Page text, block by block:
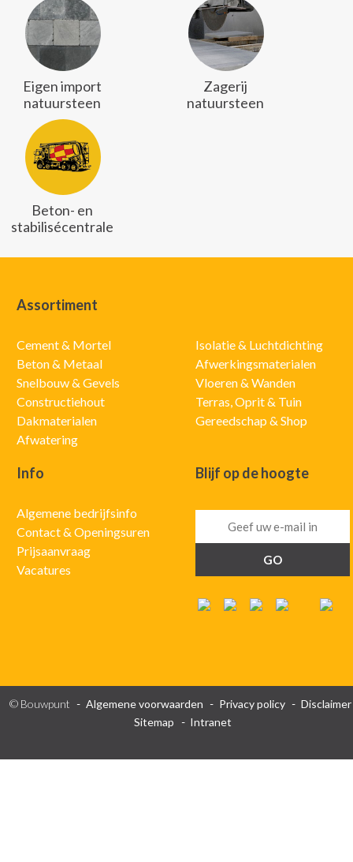
Eigen import
natuursteen
Zagerij
natuursteen
Beton- en
stabilisécentrale
Assortiment
Cement & Mortel
Beton & Metaal
Snelbouw & Gevels
Constructiehout
Dakmaterialen
Afwatering
Isolatie & Luchtdichting
Afwerkingsmaterialen
Vloeren & Wanden
Terras, Oprit & Tuin
Gereedschap & Shop
Info
Algemene bedrijfsinfo
Contact & Openingsuren
Prijsaanvraag
Vacatures
Blijf op de hoogte
© Bouwpunt Algemene voorwaarden Privacy policy
Disclaimer
Sitemap
Intranet